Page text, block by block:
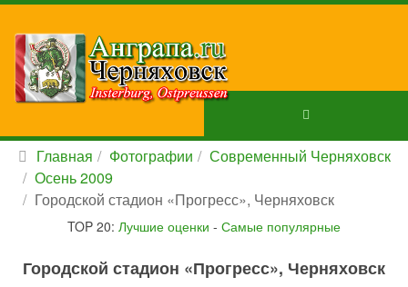
Главная Фотографии
Современный Черняховск
Осень 2009
Городской стадион «Прогресс», Черняховск
TOP 20: Лучшие оценки - Самые популярные
Городской стадион «Прогресс», Черняховск